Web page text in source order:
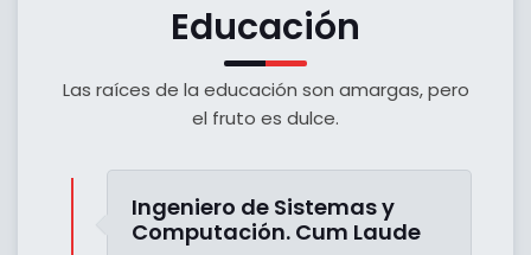
Educación
Las raíces de la educación son amargas, pero
el fruto es dulce.
Ingeniero de Sistemas y
Computación. Cum Laude